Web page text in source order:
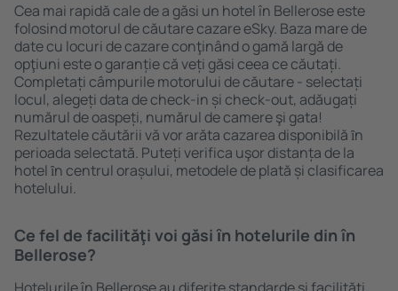
Cea mai rapidă cale de a găsi un hotel în Bellerose este
folosind motorul de căutare cazare eSky. Baza mare de
date cu locuri de cazare conţinând o gamă largă de
opţiuni este o garanție că veți găsi ceea ce căutați.
Completați câmpurile motorului de căutare - selectați
locul, alegeți data de check-in și check-out, adăugați
numărul de oaspeți, numărul de camere şi gata!
Rezultatele căutării vă vor arăta cazarea disponibilă ȋn
perioada selectată. Puteți verifica uşor distanța de la
hotel ȋn centrul orașului, metodele de plată și clasificarea
hotelului.
Ce fel de facilităţi voi găsi ȋn hotelurile din în
Bellerose?